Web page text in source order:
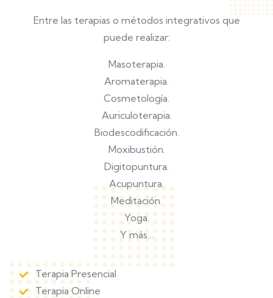
Entre las terapias o métodos integrativos que
puede realizar:
Masoterapia.
Aromaterapia.
Cosmetología.
Auriculoterapia.
Biodescodificación.
Moxibustión.
Digitopuntura.
Acupuntura.
Meditación.
Yoga.
Y más…
Terapia Presencial
Terapia Online